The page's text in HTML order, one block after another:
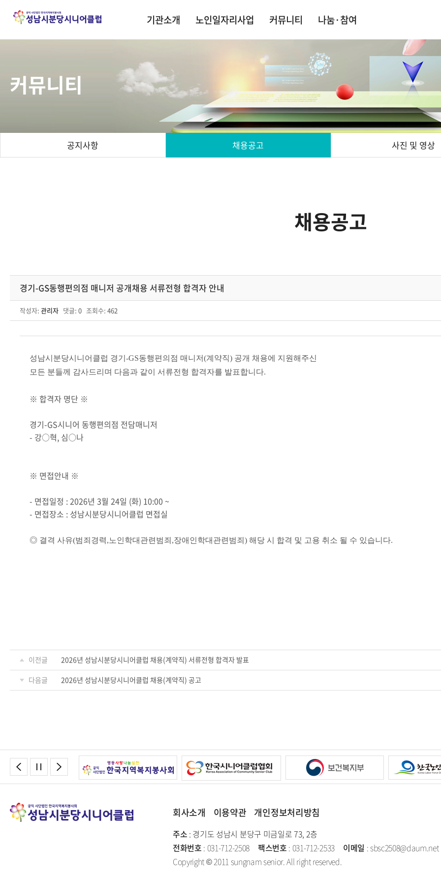
기관소개 노인일자리사업 커뮤니티 나눔·참여
커뮤니티
공지사항 채용공고 사진 및 영상
채용공고
경기-GS동행편의점 매니저 공개채용 서류전형 합격자 안내
작성자: 관리자 댓글: 0 조회수: 462
성남시분당시니어클럽 경기-GS동행편의점 매니저(계약직) 공개 채용에 지원해주신
모든 분들께 감사드리며 다음과 같이 서류전형 합격자를 발표합니다.
※ 합격자 명단 ※
경기-GS시니어 동행편의점 전담매니저
- 강○혁, 심○나
※ 면접안내 ※
- 면접일정 : 2026년 3월 24일 (화) 10:00 ~
- 면접장소 : 성남시분당시니어클럽 면접실
◎ 결격 사유(범죄경력, 노인학대관련범죄 ,장애인학대관련범죄 ) 해당 시 합격 및 고용 취소 될 수 있습니다.
이전글 2026년 성남시분당시니어클럽 채용(계약직) 서류전형 합격자 발표
다음글 2026년 성남시분당시니어클럽 채용(계약직) 공고
회사소개 이용약관 개인정보처리방침
주소 : 경기도 성남시 분당구 미금일로 73, 2층
전화번호 : 031-712-2508 팩스번호 : 031-712-2533 이메일 : sbsc2508@daum.net
Copyright © 2011 sungnam senior. All right reserved.